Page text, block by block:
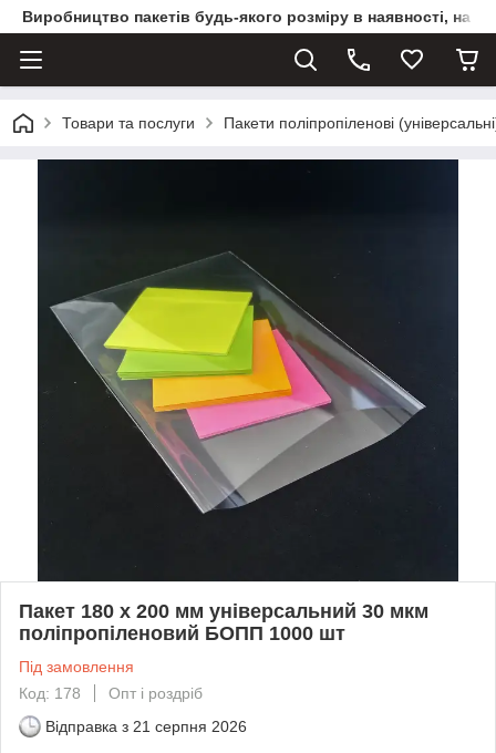
Виробництво пакетів будь-якого розміру в наявності, на
Товари та послуги Пакети поліпропіленові
Пакет 180 x 200 мм універсальний 30 мкм
поліпропіленовий БОПП 1000 шт
Під замовлення
Код: 178
Опт і роздріб
Відправка з 21 серпня 2026